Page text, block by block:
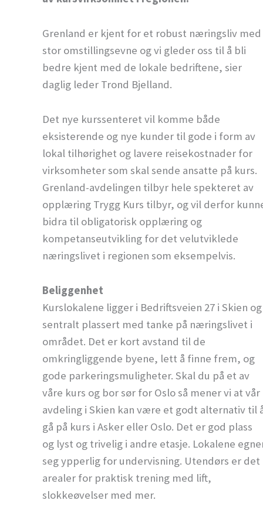
Grenland er kjent for et robust næringsliv med
stor omstillingsevne og vi gleder oss til å bli
bedre kjent med de lokale bedriftene, sier
daglig leder Trond Bjelland.
Det nye kurssenteret vil komme både
eksisterende og nye kunder til gode i form av
lokal tilhørighet og lavere reisekostnader for
virksomheter som skal sende ansatte på kurs.
Grenland-avdelingen tilbyr hele spekteret av
opplæring Trygg Kurs tilbyr, og vil derfor
bidra til obligatorisk opplæring og
kompetanseutvikling for det velutviklede
næringslivet i regionen som eksempelvis.
Beliggenhet
Kurslokalene ligger i Bedriftsveien 27 i Skien og
sentralt plassert med tanke på næringslivet i
området. Det er kort avstand til de
omkringliggende byene, lett å finne frem, og
gode parkeringsmuligheter. Skal du på et av
våre kurs og bor sør for Oslo så mener vi at vår
avdeling i Skien kan være et godt alternativ til
gå på kurs i Asker eller Oslo. Det er god plass
og lyst og trivelig i andre etasje. Lokalene
seg ypperlig for undervisning. Utendørs er det
arealer for praktisk trening med lift,
slokkeøvelser med mer.